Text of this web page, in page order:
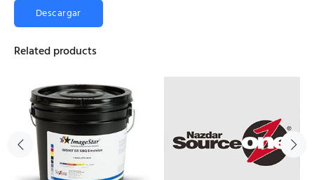
Descargar
Related products